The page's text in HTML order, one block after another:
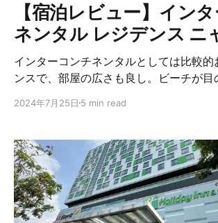
【宿泊レビュー】イン
ネンタル レジデンス ニ
インターコンチネンタルとしては比較
ンスで、部屋の広さも良し。ビーチが目
2024年7月25日 5 min read